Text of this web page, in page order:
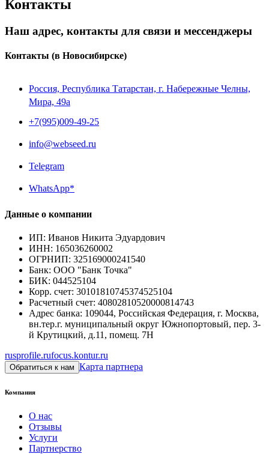
Контакты
Наш адрес, контакты для связи и мессенджеры
Контакты (в Новосибирске)
Россия, Республика Татарстан, г. Набережные Челны,
Мира, 49a
+7(995)009-49-25
info@webseed.ru
Telegram
WhatsApp*
Данные о компании
ИП: Иванов Никита Эдуардович
ИНН: 165036260002
ОГРНИП: 325169000241540
Банк: ООО "Банк Точка"
БИК: 044525104
Корр. счет: 30101810745374525104
Расчетный счет: 40802810520000814743
Адрес банка: 109044, Российская Федерация, г. Москва,
вн.тер.г. муниципальный округ Южнопортовый, пер. 3-
й Крутицкий, д.11, помещ. 7Н
rusprofile.rufocus.kontur.ru
Обратиться к нам Карта партнера
Компания
О нас
Отзывы
Услуги
Партнерство